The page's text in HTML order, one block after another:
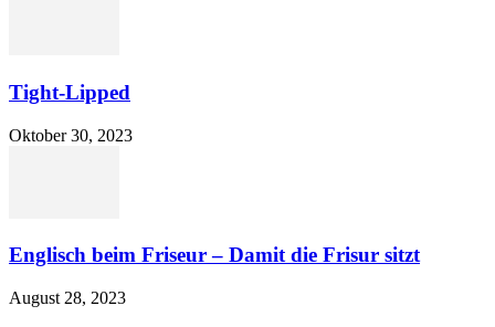
Tight-Lipped
Oktober 30, 2023
Englisch beim Friseur – Damit die Frisur sitzt
August 28, 2023